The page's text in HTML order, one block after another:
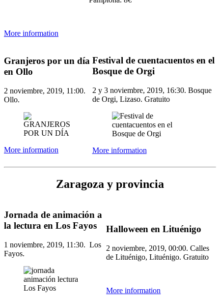
More information
Granjeros por un día
en Ollo
2 noviembre, 2019, 11:00.
Ollo.
More information
Festival de cuentacuentos en el
Bosque de Orgi
2 y 3 noviembre, 2019, 16:30. Bosque
de Orgi, Lizaso. Gratuito
More information
Zaragoza y provincia
Jornada de animación a
la lectura en Los Fayos
1 noviembre, 2019, 11:30. Los
Fayos.
Halloween en Lituénigo
2 noviembre, 2019, 00:00. Calles
de Lituénigo, Lituénigo. Gratuito
More information